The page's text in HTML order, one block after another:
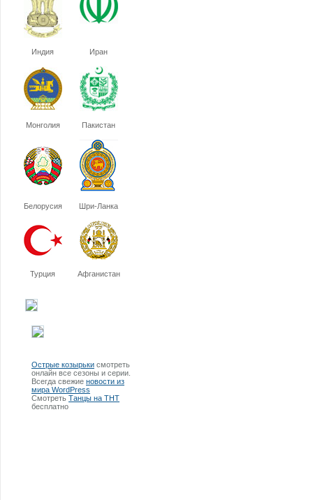
Индия Иран
Монголия Пакистан
Белорусия Шри-Ланка
Турция Афганистан
Острые козырьки смотреть
онлайн все сезоны и серии.
Всегда свежие новости из
мира WordPress
Смотреть Танцы на ТНТ
бесплатно